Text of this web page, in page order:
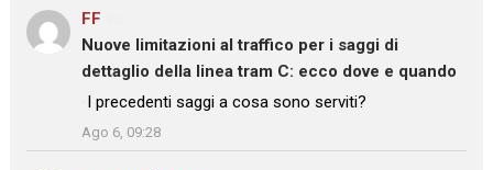
FF
Nuove limitazioni al traffico per i saggi di
dettaglio della linea tram C: ecco dove e quando
: “I precedenti saggi a cosa sono serviti?
Ago 6, 09:28